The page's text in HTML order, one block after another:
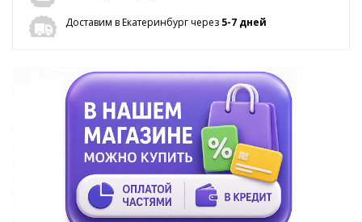
Доставим в Екатеринбург через 5-7 дней